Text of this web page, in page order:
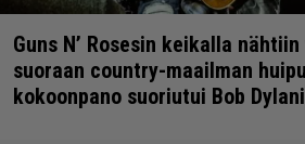
Guns N’ Rosesin keikalla
suoraan country-maailman
kokoonpano suoriutui Bob